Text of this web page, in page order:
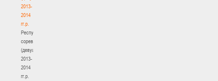
2013-
2014
гг.р.
Республиканские
соревнования
(девушки)
2013-
2014
гг.р.